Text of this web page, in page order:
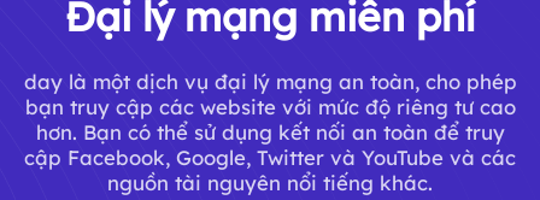
Đại lý mạng miễn phí
day là một dịch vụ đại lý mạng an toàn, cho phép
bạn truy cập các website với mức độ riêng tư cao
hơn. Bạn có thể sử dụng kết nối an toàn để truy
cập Facebook, Google, Twitter và YouTube và các
nguồn tài nguyên nổi tiếng khác.